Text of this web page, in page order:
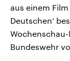
aus einem Film
Deutschen‘
Bundeswehr